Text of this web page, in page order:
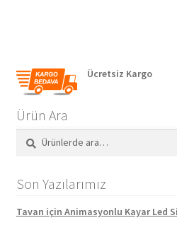
Ücretsiz Kargo
Ürün Ara
Son Yazılarımız
Tavan için Animasyonlu Kayar Led